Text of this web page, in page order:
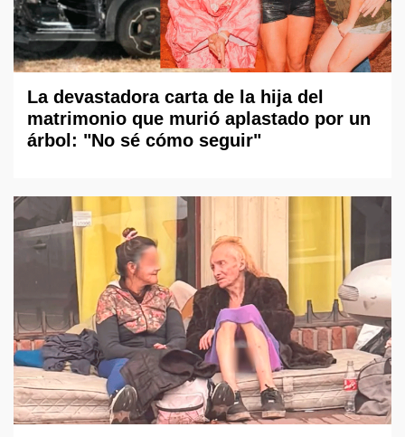
La devastadora carta de la hija del
matrimonio que murió aplastado por un
árbol: "No sé cómo seguir"